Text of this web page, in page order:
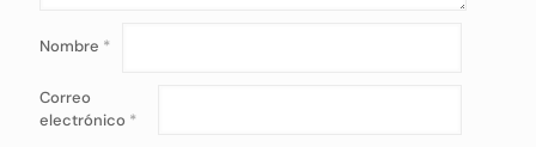
Nombre *
Correo
electrónico *